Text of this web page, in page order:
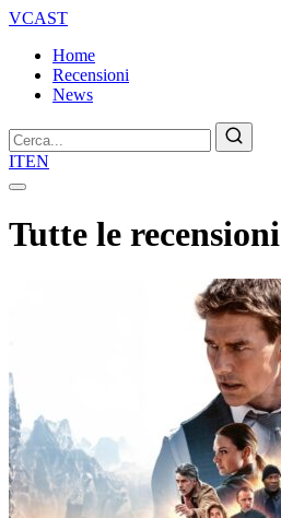
VCAST
Home
Recensioni
News
Cerca
ITEN
Tutte le recensioni